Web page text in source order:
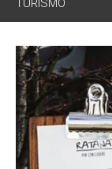
TURISMO